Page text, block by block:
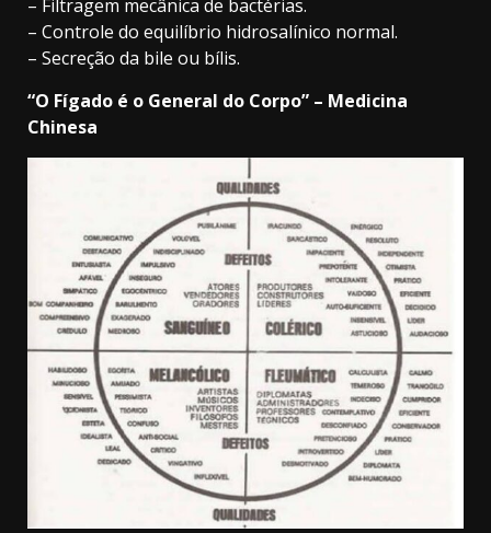
– Filtragem mecânica de bactérias.
– Controle do equilíbrio hidrosalínico normal.
– Secreção da bile ou bílis.
“O Fígado é o General do Corpo” – Medicina
Chinesa